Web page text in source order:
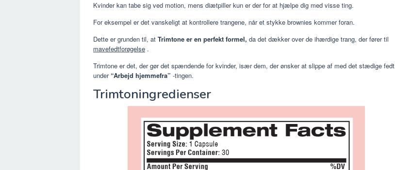
Kvinder kan tabe sig ved motion, mens diætpiller kun er der for at hjælpe dig med visse ting.
For eksempel er det vanskeligt at kontrollere trangene, når et stykke brownies kommer foran.
Dette er grunden til, at Trimtone er en perfekt formel, da det dækker over de ihærdige trang, der fører til
mavefedtforøgelse .
Trimtone er det, der gør det spændende for kvinder, især dem, der ønsker at slippe af med det stædige fedt
under “Arbejd hjemmefra” -tingen.
Trimtoningredienser